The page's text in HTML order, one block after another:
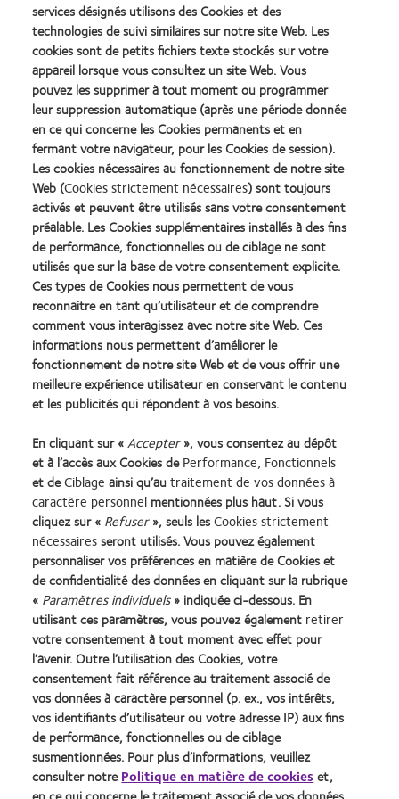
les dispositifs oculaires anti-UV qui leur ont été recommandés.
(2) Dumbleton K, et al. Objective and subjective responses in patiences refitted to daily-wear
Silicone Hydrogel contact lenses. Optometry and vision science 2006 (83); 10 :758-68.
(3) Harvitt DM, Bonano JA. Re-evaluation of the oxygen diffusion model for predicting
minimum contact lens DK/t value needed to avoid corneal anoxia optom vis SCI 1999:76:7
12- 9
(4)Teneur en eau indiquée par le fabricant.
(5) Prix moyen observé en 2017 dans les points de vente en France métropolitaine (hors Corse et
DROM-COM) - Toutes les enseignes nationales intégrées : GrandVision, Optical Center, Afflelou &
Indépendants - Sauf Internet. 2500 magasins inclus. 1,40€ TTC par paire par jour pour les lentilles clariti®
1 day sphère moyenne boîtes de 30 et de 90 – moyenne des prix réalisée en fonction du volume sur
l’année par GFK – GFK dèc 2017. clariti® 1 day toric : 2,00€ par jour par paire, clariti® 1 day multifocal
2,40€ par jour par paire.
Lentilles de contact
Cookies
Legal
Politique de confidentialité
Accéder à l'espace
consommateurs
Termes et conditions
identifiant unique délivré par
l'Agence de la transition
écologique (ADEME) :
FR217780_01DQPP
Gérer les préférences relatives
au consentement
Se connecter
France
services désignés utilisons des Cookies et des
technologies de suivi similaires sur notre site Web. Les
cookies sont de petits fichiers texte stockés sur votre
appareil lorsque vous consultez un site Web. Vous
pouvez les supprimer à tout moment ou programmer
leur suppression automatique (après une période donnée
en ce qui concerne les Cookies permanents et en
fermant votre navigateur, pour les Cookies de session).
Les cookies nécessaires au fonctionnement de notre site
Web (Cookies strictement nécessaires) sont toujours
activés et peuvent être utilisés sans votre consentement
préalable. Les Cookies supplémentaires installés à des fins
de performance, fonctionnelles ou de ciblage ne sont
utilisés que sur la base de votre consentement explicite.
Ces types de Cookies nous permettent de vous
reconnaitre en tant qu’utilisateur et de comprendre
comment vous interagissez avec notre site Web. Ces
informations nous permettent d’améliorer le
fonctionnement de notre site Web et de vous offrir une
meilleure expérience utilisateur en conservant le contenu
et les publicités qui répondent à vos besoins.
En cliquant sur «Accepter», vous consentez au dépôt
et à l’accès aux Cookies dePerformance, Fonctionnels
et deCiblage ainsi qu’autraitement de vos données à
caractère personnel mentionnées plus haut. Si vous
cliquez sur « Refuser», seuls lesCookies strictement
nécessairesseront utilisés. Vous pouvez également
personnaliser vos préférences en matière de Cookies et
de confidentialité des données en cliquant sur la rubrique
« Paramètres individuels» indiquée ci-dessous. En
utilisant ces paramètres, vous pouvez également retirer
votre consentement à tout moment avec effet pour
l’avenir. Outre l’utilisation des Cookies, votre
consentement fait référence au traitement associé de
vos données à caractère personnel (p. ex., vos intérêts,
vos identifiants d’utilisateur ou votre adresse IP) aux fins
de performance, fonctionnelles ou de ciblage
susmentionnées. Pour plus d’informations, veuillez
consulter notrePolitique en matière de cookieset,